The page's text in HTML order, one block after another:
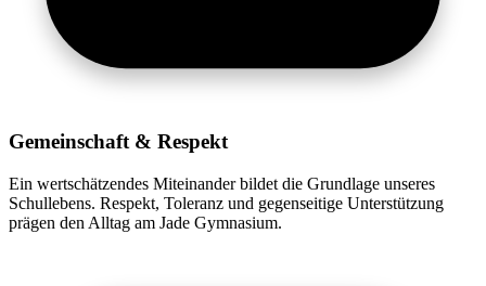
Gemeinschaft & Respekt
Ein wertschätzendes Miteinander bildet die Grundlage unseres
Schullebens. Respekt, Toleranz und gegenseitige Unterstützung
prägen den Alltag am Jade Gymnasium.